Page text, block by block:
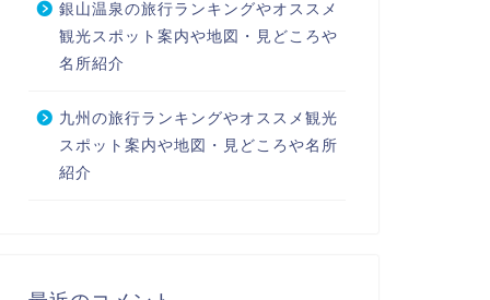
銀山温泉の旅行ランキングやオススメ
観光スポット案内や地図・見どころや
名所紹介
九州の旅行ランキングやオススメ観光
スポット案内や地図・見どころや名所
紹介